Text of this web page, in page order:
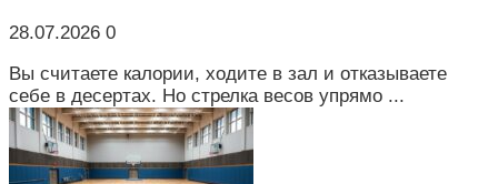
28.07.2026 0
Вы считаете калории, ходите в зал и отказываете
себе в десертах. Но стрелка весов упрямо ...